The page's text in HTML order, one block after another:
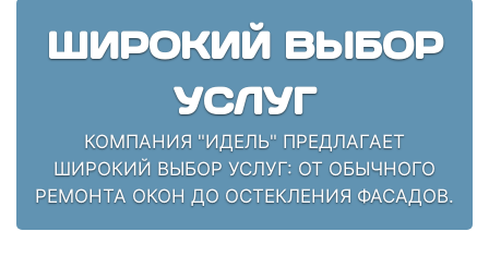
ШИРОКИЙ ВЫБОР
УСЛУГ
КОМПАНИЯ "ИДЕЛЬ" ПРЕДЛАГАЕТ
ШИРОКИЙ ВЫБОР УСЛУГ: ОТ ОБЫЧНОГО
РЕМОНТА ОКОН ДО ОСТЕКЛЕНИЯ ФАСАДОВ.